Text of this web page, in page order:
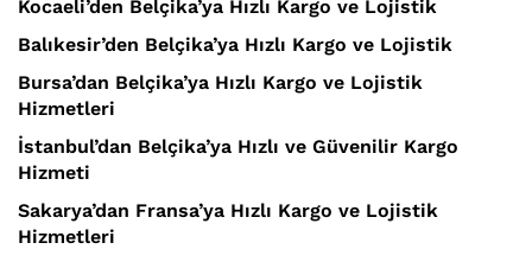
Kocaeli’den Belçika’ya Hızlı Kargo ve Lojistik
Balıkesir’den Belçika’ya Hızlı Kargo ve Lojistik
Bursa’dan Belçika’ya Hızlı Kargo ve Lojistik
Hizmetleri
İstanbul’dan Belçika’ya Hızlı ve Güvenilir Kargo
Hizmeti
Sakarya’dan Fransa’ya Hızlı Kargo ve Lojistik
Hizmetleri